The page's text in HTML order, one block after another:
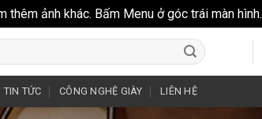
ảnh khác. Bấm Menu ở góc trái màn hình.
TIN TỨC CÔNG NGHỆ GIÀY LIÊN HỆ